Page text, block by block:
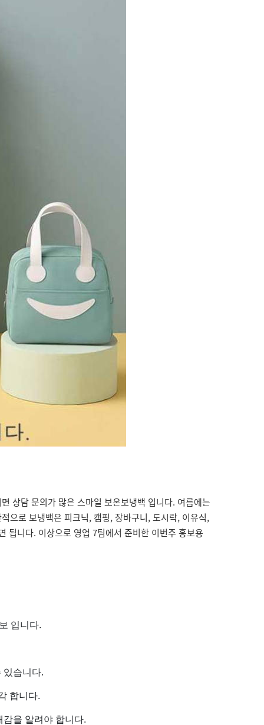
상담 문의가 많은 스마일 보온보냉백 입니다. 여름에는
으로 보냉백은 피크닉, 캠핑, 장바구니, 도시락, 이유식,
됩니다. 이상으로 영업 7팀에서 준비한 이번주 홍보용
입니다.
있습니다.
합니다.
을 알려야 합니다.